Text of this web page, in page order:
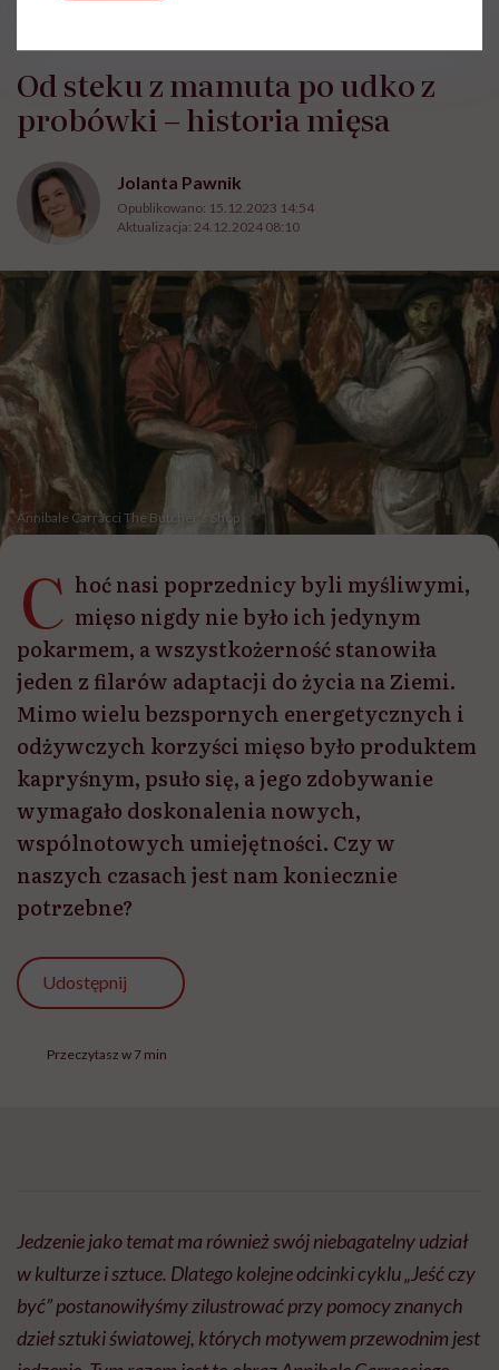
Od steku z mamuta po udko z
probówki – historia mięsa
Jolanta Pawnik
Opublikowano: 15.12.2023 14:54
Aktualizacja: 24.12.2024 08:10
Annibale Carracci The Butcher’s Shop
C hoć nasi poprzednicy byli myśliwymi,
mięso nigdy nie było ich jedynym
pokarmem, a wszystkożerność stanowiła
jeden z filarów adaptacji do życia na Ziemi.
Mimo wielu bezspornych energetycznych i
odżywczych korzyści mięso było produktem
kapryśnym, psuło się, a jego zdobywanie
wymagało doskonalenia nowych,
wspólnotowych umiejętności. Czy w
naszych czasach jest nam koniecznie
potrzebne?
Udostępnij
Przeczytasz w 7 min
Jedzenie jako temat ma również swój niebagatelny udział
w kulturze i sztuce. Dlatego kolejne odcinki cyklu „Jeść czy
być” postanowiłyśmy zilustrować przy pomocy znanych
dzieł sztuki światowej, których motywem przewodnim jest